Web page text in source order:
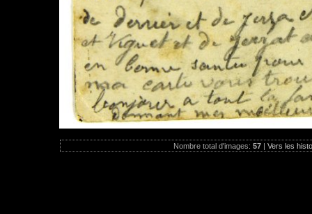
Nombre total d'images: 57 | Vers les